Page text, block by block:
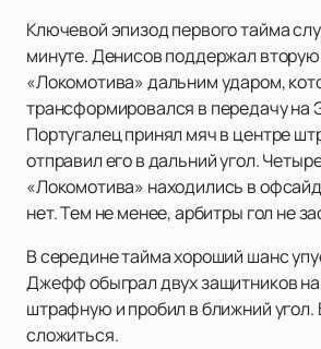
Ключевой эпизод первого тайма
минуте. Денисов поддержал вторую
«Локомотива» дальним ударом,
трансформировался в передачу на
Португалец принял мяч в центре
отправил его в дальний угол.
«Локомотива» находились в
нет. Тем не менее, арбитры гол не
В середине тайма хороший шанс
Джефф обыграл двух защитников
штрафную и пробил в ближний угол.
сложиться.